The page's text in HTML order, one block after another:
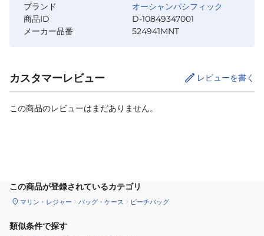
ブランド
オーシャンパシフィック
商品ID
D-10849347001
メーカー品番
524941MNT
カスタマーレビュー レビューを書く
この商品のレビューはまだありません。
この商品が登録されているカテゴリ
マリン・レジャー バッグ・ケース ビーチバッグ
類似条件で探す